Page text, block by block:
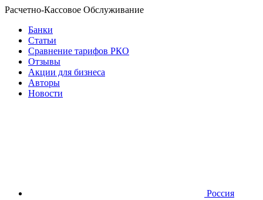
Расчетно-Кассовое Обслуживание
Банки
Статьи
Сравнение тарифов РКО
Отзывы
Акции для бизнеса
Авторы
Новости
Россия